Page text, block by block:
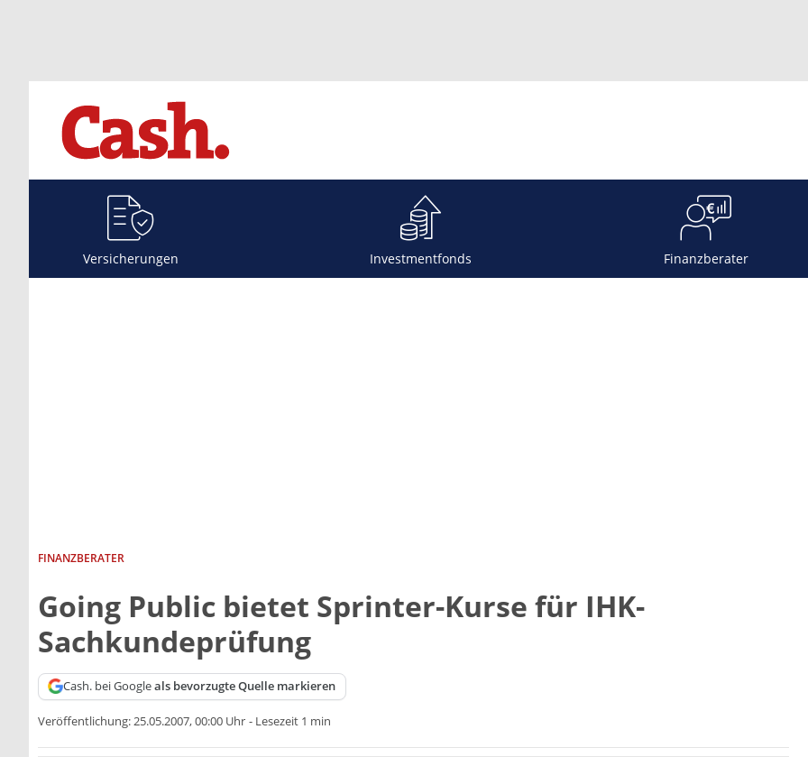
Versicherungen Investmentfonds Finanzberater
FINANZBERATER
Going Public bietet Sprinter-Kurse für IHK-
Sachkundeprüfung
Cash. bei Googleals bevorzugte Quelle markieren
Veröffentlichung:25.05.2007, 00:00 Uhr - Lesezeit 1 min